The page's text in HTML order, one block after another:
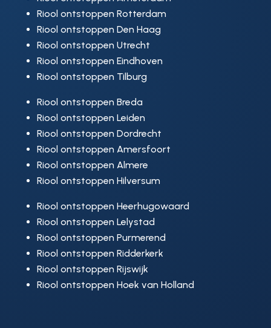
Riool ontstoppen Rotterdam
Riool ontstoppen Den Haag
Riool ontstoppen Utrecht
Riool ontstoppen Eindhoven
Riool ontstoppen Tilburg
Riool ontstoppen Breda
Riool ontstoppen Leiden
Riool ontstoppen Dordrecht
Riool ontstoppen Amersfoort
Riool ontstoppen Almere
Riool ontstoppen Hilversum
Riool ontstoppen Heerhugowaard
Riool ontstoppen Lelystad
Riool ontstoppen Purmerend
Riool ontstoppen Ridderkerk
Riool ontstoppen Rijswijk
Riool ontstoppen Hoek van Holland